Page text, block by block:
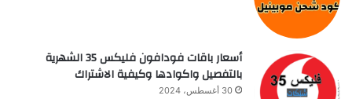
أسعار باقات فودافون فلیکس 35 الشهرية
بالتفصيل واكوادها وكيفية الاشتراك
30 أغسطس، 2024